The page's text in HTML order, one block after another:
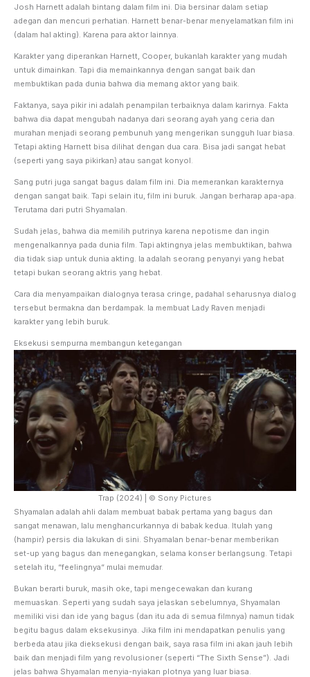
Josh Harnett adalah bintang dalam film ini. Dia bersinar dalam setiap
adegan dan mencuri perhatian. Harnett benar-benar menyelamatkan film ini
(dalam hal akting). Karena para aktor lainnya.
Karakter yang diperankan Harnett, Cooper, bukanlah karakter yang mudah
untuk dimainkan. Tapi dia memainkannya dengan sangat baik dan
membuktikan pada dunia bahwa dia memang aktor yang baik.
Faktanya, saya pikir ini adalah penampilan terbaiknya dalam karirnya. Fakta
bahwa dia dapat mengubah nadanya dari seorang ayah yang ceria dan
murahan menjadi seorang pembunuh yang mengerikan sungguh luar biasa.
Tetapi akting Harnett bisa dilihat dengan dua cara. Bisa jadi sangat hebat
(seperti yang saya pikirkan) atau sangat konyol.
Sang putri juga sangat bagus dalam film ini. Dia memerankan karakternya
dengan sangat baik. Tapi selain itu, film ini buruk. Jangan berharap apa-apa.
Terutama dari putri Shyamalan.
Sudah jelas, bahwa dia memilih putrinya karena nepotisme dan ingin
mengenalkannya pada dunia film. Tapi aktingnya jelas membuktikan, bahwa
dia tidak siap untuk dunia akting. Ia adalah seorang penyanyi yang hebat
tetapi bukan seorang aktris yang hebat.
Cara dia menyampaikan dialognya terasa cringe, padahal seharusnya dialog
tersebut bermakna dan berdampak. Ia membuat Lady Raven menjadi
karakter yang lebih buruk.
Eksekusi sempurna membangun ketegangan
Trap (2024) | © Sony Pictures
Shyamalan adalah ahli dalam membuat babak pertama yang bagus dan
sangat menawan, lalu menghancurkannya di babak kedua. Itulah yang
(hampir) persis dia lakukan di sini. Shyamalan benar-benar memberikan
set-up yang bagus dan menegangkan, selama konser berlangsung. Tetapi
setelah itu, “feelingnya“ mulai memudar.
Bukan berarti buruk, masih oke, tapi mengecewakan dan kurang
memuaskan. Seperti yang sudah saya jelaskan sebelumnya, Shyamalan
memiliki visi dan ide yang bagus (dan itu ada di semua filmnya) namun tidak
begitu bagus dalam eksekusinya. Jika film ini mendapatkan penulis yang
berbeda atau jika dieksekusi dengan baik, saya rasa film ini akan jauh lebih
baik dan menjadi film yang revolusioner (seperti “The Sixth Sense”). Jadi
jelas bahwa Shyamalan menyia-nyiakan plotnya yang luar biasa.